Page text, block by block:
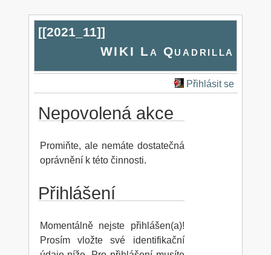
[[2021_11]]
WIKI La Quadrilla
Přihlásit se
Nepovolená akce
Promiňte, ale nemáte dostatečná
oprávnění k této činnosti.
Přihlášení
Momentálně nejste přihlášen(a)!
Prosím vložte své identifikační